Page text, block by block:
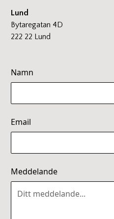
Lund
Bytaregatan 4D
222 22 Lund
Namn
Email
Meddelande